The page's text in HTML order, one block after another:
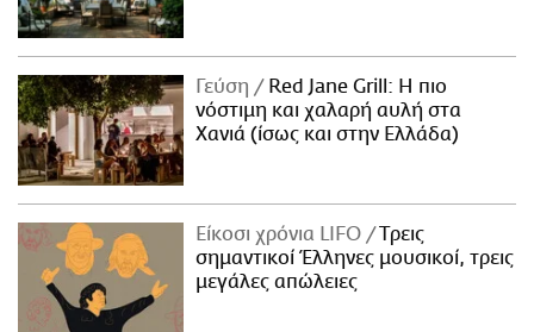
Γεύση
Red Jane Grill: Η πιο
νόστιμη και χαλαρή αυλή στα
Χανιά (ίσως και στην Ελλάδα)
Είκοσι χρόνια LIFO
Tρεις
σημαντικοί Έλληνες μουσικοί, τρεις
μεγάλες απώλειες